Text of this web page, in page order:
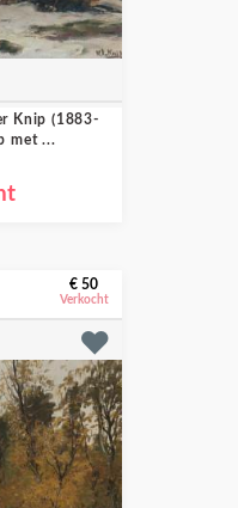
Knip (1883-
met ...
€ 50
Verkocht